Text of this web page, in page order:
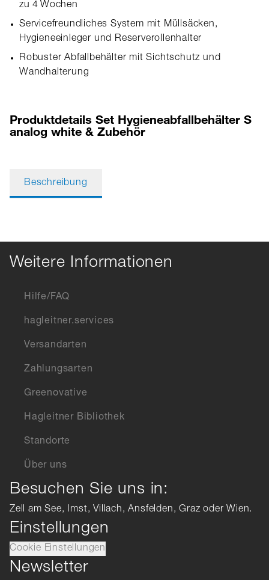
zu 4 Wochen
Servicefreundliches System mit Müllsäcken,
Hygieneeinleger und Reserverollenhalter
Robuster Abfallbehälter mit Sichtschutz und
Wandhalterung
Produktdetails Set Hygieneabfallbehälter S
analog white & Zubehör
Beschreibung
Weitere Informationen
Hilfe/FAQ
hagleitner.services
Versandarten
Zahlungsarten
Greenovative
Hagleitner Bibliothek
Standorte
Über uns
Besuchen Sie uns in:
Zell am See, Imst, Villach, Ansfelden, Graz oder Wien.
Einstellungen
Cookie Einstellungen
Newsletter